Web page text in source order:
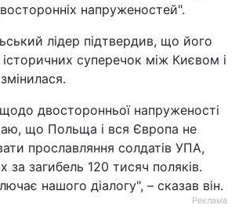
напруженостей".
лідер підтвердив, що його
суперечок між Києвом і
двосторонньої напруженості
що Польща і вся Європа не
прославляння солдатів УПА,
за загибель 120 тисяч поляків.
нашого діалогу", – сказав він.
Реклама